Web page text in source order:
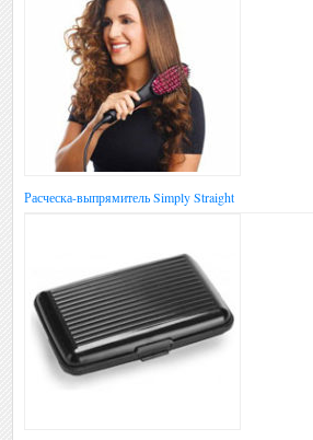
Расческа-выпрямитель Simply Straight